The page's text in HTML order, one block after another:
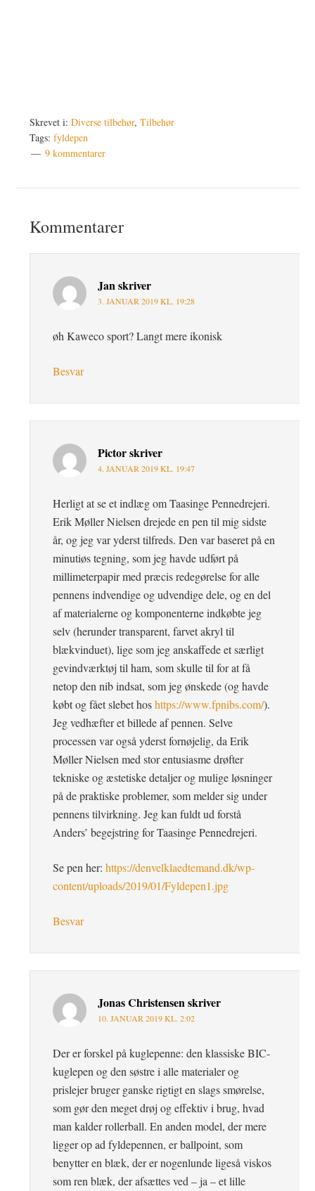
Skrevet i:Diverse tilbehør,Tilbehør
Tags:fyldepen
9 kommentarer
Kommentarer
Janskriver
3. JANUAR 2019 KL. 19:28
øh Kaweco sport? Langt mere ikonisk
Besvar
Pictorskriver
4. JANUAR 2019 KL. 19:47
Herligt at se et indlæg om Taasinge Pennedrejeri.
Erik Møller Nielsen drejede en pen til mig sidste
år, og jeg var yderst tilfreds. Den var baseret på en
minutiøs tegning, som jeg havde udført på
millimeterpapir med præcis redegørelse for alle
pennens indvendige og udvendige dele, og en del
af materialerne og komponenterne indkøbte jeg
selv (herunder transparent, farvet akryl til
blækvinduet), lige som jeg anskaffede et særligt
gevindværktøj til ham, som skulle til for at få
netop den nib indsat, som jeg ønskede (og havde
købt og fået slebet hoshttps://www.fpnibs.com/).
Jeg vedhæfter et billede af pennen. Selve
processen var også yderst fornøjelig, da Erik
Møller Nielsen med stor entusiasme drøfter
tekniske og æstetiske detaljer og mulige løsninger
på de praktiske problemer, som melder sig under
pennens tilvirkning. Jeg kan fuldt ud forstå
Anders’ begejstring for Taasinge Pennedrejeri.
Se pen her:https://denvelklaedtemand.dk/wp-
content/uploads/2019/01/Fyldepen1.jpg
Besvar
Jonas Christensenskriver
10. JANUAR 2019 KL. 2:02
Der er forskel på kuglepenne: den klassiske BIC-
kuglepen og den søstre i alle materialer og
prislejer bruger ganske rigtigt en slags smørelse,
som gør den meget drøj og effektiv i brug, hvad
man kalder rollerball. En anden model, der mere
ligger op ad fyldepennen, er ballpoint, som
benytter en blæk, der er nogenlunde ligeså viskos
som ren blæk, der afsættes ved – ja – et lille